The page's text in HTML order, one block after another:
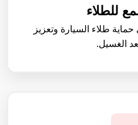
للطلاء
طلاء السيارة وتعزيز
الغسيل.